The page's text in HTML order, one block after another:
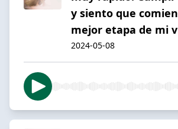
y siento que
mejor etapa de mi
2024-05-08